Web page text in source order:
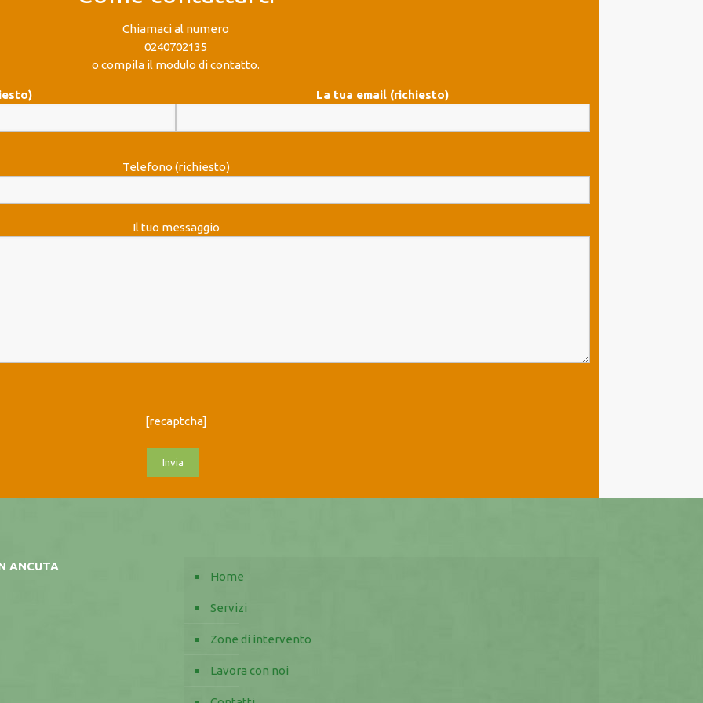
Chiamaci al numero
0240702135
o compila il modulo di contatto.
La tua email (richiesto)
Telefono (richiesto)
Il tuo messaggio
[recaptcha]
ANCUTA
Home
Servizi
Zone di intervento
Lavora con noi